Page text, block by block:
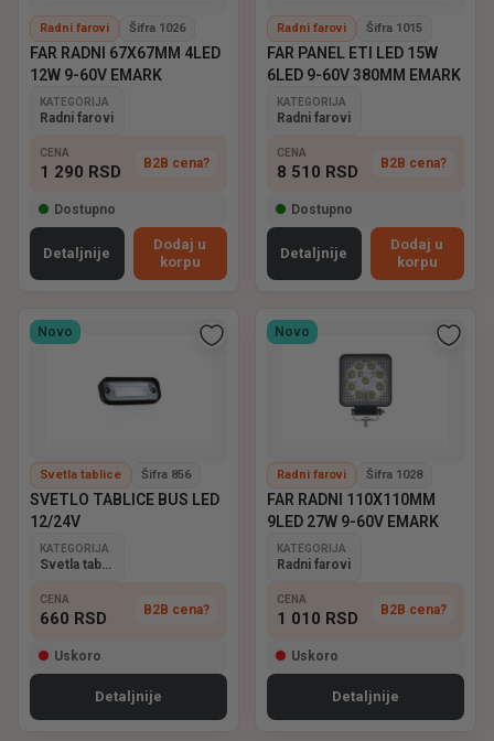
Radni farovi Šifra 1026
FAR RADNI 67X67MM 4LED
12W 9-60V EMARK
KATEGORIJA
Radni farovi
CENA
1 290 RSD B2B cena?
Dostupno
Detaljnije
Dodaj u
korpu
Radni farovi Šifra 1015
FAR PANEL ETI LED 15W
6LED 9-60V 380MM EMARK
KATEGORIJA
Radni farovi
CENA
8 510 RSD B2B cena?
Dostupno
Detaljnije
Dodaj u
korpu
Novo
Svetla tablice Šifra 856
SVETLO TABLICE BUS LED
12/24V
KATEGORIJA
CENA
660 RSD B2B cena?
Uskoro
Detaljnije
Novo
Radni farovi Šifra 1028
FAR RADNI 110X110MM
9LED 27W 9-60V EMARK
KATEGORIJA
Radni farovi
CENA
1 010 RSD B2B cena?
Uskoro
Detaljnije